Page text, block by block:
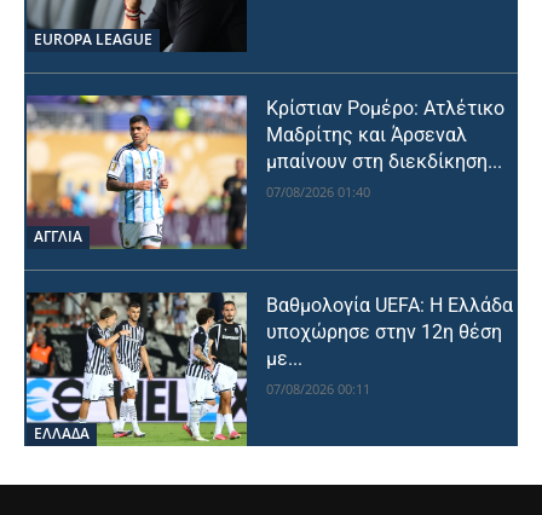
EUROPA LEAGUE
ΑΓΓΛΙΑ
Κρίστιαν Ρομέρο: Ατλέτικο
Μαδρίτης και Άρσεναλ
μπαίνουν στη διεκδίκηση...
07/08/2026 01:40
ΕΛΛΑΔΑ
Βαθμολογία UEFA: Η Ελλάδα
υποχώρησε στην 12η θέση
με...
07/08/2026 00:11